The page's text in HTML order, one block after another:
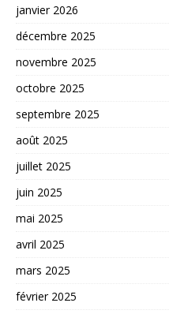
janvier 2026
décembre 2025
novembre 2025
octobre 2025
septembre 2025
août 2025
juillet 2025
juin 2025
mai 2025
avril 2025
mars 2025
février 2025